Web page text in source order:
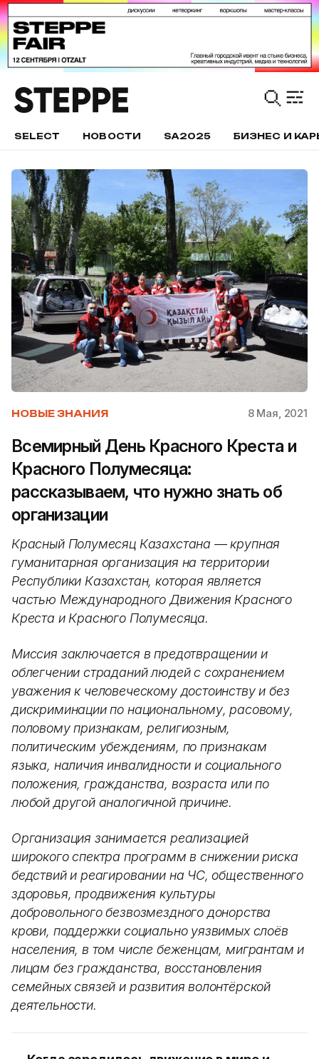
SELECT НОВОСТИ SA2025 БИЗНЕС И
НОВЫЕ ЗНАНИЯ 8 Мая, 2021
Всемирный День Красного Креста и
Красного Полумесяца:
рассказываем, что нужно знать об
организации
Красный Полумесяц Казахстана — крупная
гуманитарная организация на территории
Республики Казахстан, которая является
частью Международного Движения Красного
Креста и Красного Полумесяца.
Миссия заключается в предотвращении и
облегчении страданий людей с сохранением
уважения к человеческому достоинству и без
дискриминации по национальному, расовому,
половому признакам, религиозным,
политическим убеждениям, по признакам
языка, наличия инвалидности и социального
положения, гражданства, возраста или по
любой другой аналогичной причине.
Организация занимается реализацией
широкого спектра программ в снижении риска
бедствий и реагировании на ЧС, общественного
здоровья, продвижения культуры
добровольного безвозмездного донорства
крови, поддержки социально уязвимых слоёв
населения, в том числе беженцам, мигрантам и
лицам без гражданства, восстановления
семейных связей и развития волонтёрской
деятельности.